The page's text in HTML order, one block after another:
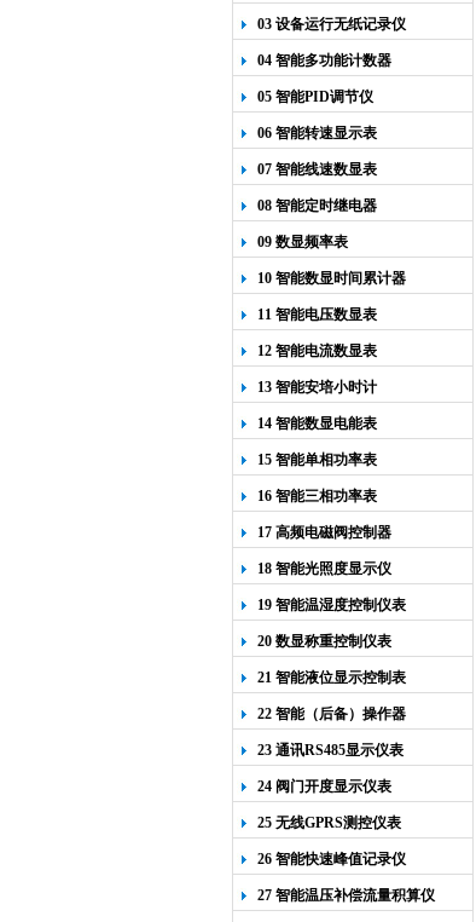
宇科泰吉
03 设备运行无纸记录仪
04 智能多功能计数器
05 智能PID调节仪
06 智能转速显示表
07 智能线速数显表
08 智能定时继电器
09 数显频率表
10 智能数显时间累计器
11 智能电压数显表
12 智能电流数显表
13 智能安培小时计
14 智能数显电能表
15 智能单相功率表
16 智能三相功率表
17 高频电磁阀控制器
18 智能光照度显示仪
19 智能温湿度控制仪表
20 数显称重控制仪表
21 智能液位显示控制表
22 智能（后备）操作器
23 通讯RS485显示仪表
24 阀门开度显示仪表
25 无线GPRS测控仪表
26 智能快速峰值记录仪
27 智能温压补偿流量积算仪